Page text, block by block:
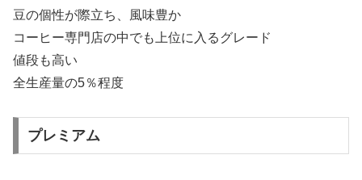
豆の個性が際立ち、風味豊か
コーヒー専門店の中でも上位に入るグレード
値段も高い
全生産量の5％程度
プレミアム